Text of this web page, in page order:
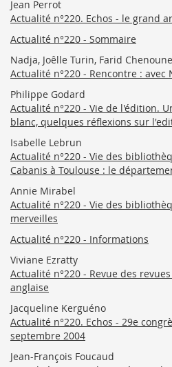
Jean Perrot
Actualité n°220. Echos - le grand
Actualité n°220 - Sommaire
Nadja, Joêlle Turin, Farid Chenoune
Actualité n°220 - Rencontre : avec
Philippe Godard
Actualité n°220 - Vie de l'édition.
blanc, quelques réflexions sur
Isabelle Lebrun
Actualité n°220 - Vie des
Cabanis à Toulouse : le
Annie Mirabel
Actualité n°220 - Vie des
merveilles
Actualité n°220 - Informations
Viviane Ezratty
Actualité n°220 - Revue des
anglaise
Jacqueline Kerguéno
Actualité n°220. Echos - 29e
septembre 2004
Jean-François Foucaud